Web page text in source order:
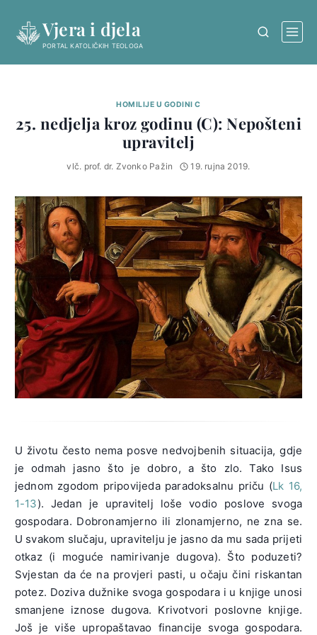
content
Vjera i djela
PORTAL KATOLIČKIH TEOLOGA
HOMILIJE U GODINI C
25. nedjelja kroz godinu (C): Nepošteni
upravitelj
vlč. prof. dr. Zvonko Pažin 19. rujna 2019.
U životu često nema posve nedvojbenih situacija, gdje
je odmah jasno što je dobro, a što zlo. Tako Isus
jednom zgodom pripovijeda paradoksalnu priču (Lk 16,
1-13). Jedan je upravitelj loše vodio poslove svoga
gospodara. Dobronamjerno ili zlonamjerno, ne zna se.
U svakom slučaju, upravitelju je jasno da mu sada prijeti
otkaz (i moguće namirivanje dugova). Što poduzeti?
Svjestan da će na provjeri pasti, u očaju čini riskantan
potez. Doziva dužnike svoga gospodara i u knjige unosi
smanjene iznose dugova. Krivotvori poslovne knjige.
Još je više upropaštavao financije svoga gospodara.